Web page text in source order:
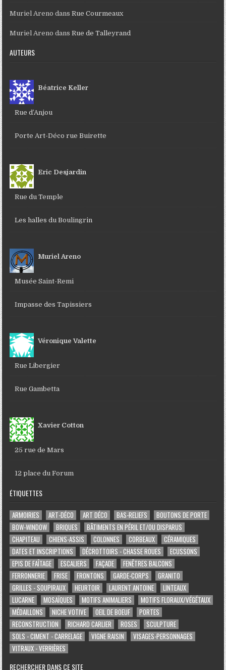
Muriel Areno dansRue Courmeaux
Muriel Areno dansRue de Talleyrand
AUTEURS
Béatrice Keller
Rue d’Anjou
Porte Art-Déco rue Buirette
Eric Desjardin
Rue du Temple
Les halles du Boulingrin
Muriel Areno
Musée Saint-Remi
Impasse des Tapissiers
Véronique Valette
Rue Libergier
Rue Gambetta
Xavier Cotton
25 rue de Mars
12 place du Forum
ÉTIQUETTES
ARMOIRIES ART-DÉCO ART DÉCO BAS-RELIEFS
BOUTONS DE PORTE
BOW-WINDOW
BRIQUES
BÂTIMENTS EN PÉRIL ET/OU DISPARUS
CHAPITEAU
CHIENS-ASSIS COLONNES CORBEAUX
CÉRAMIQUES
DATES ET INSCRIPTIONS
DÉCROTTOIRS - CHASSE ROUES
ECUSSONS
EPIS DE FAÎTAGE
ESCALIERS FAÇADE
FENÊTRES BALCONS
FERRONNERIE
FRISE FRONTONS GARDE-CORPS
GRANITO
GRILLES - SOUPIRAUX
HEURTOIR LAURENT ANTOINE
LINTEAUX
LUCARNE
MOSAÏQUES MOTIFS ANIMALIERS
MOTIFS FLORAUX/VÉGÉTAUX
MÉDAILLONS
NICHE VOTIVE OEIL DE BOEUF
PORTES
RECONSTRUCTION
RICHARD CARLIER ROSES
SCULPTURE
SOLS - CIMENT - CARRELAGE
VIGNE RAISIN
VISAGES-PERSONNAGES
VITRAUX - VERRIÈRES
RECHERCHER DANS CE SITE